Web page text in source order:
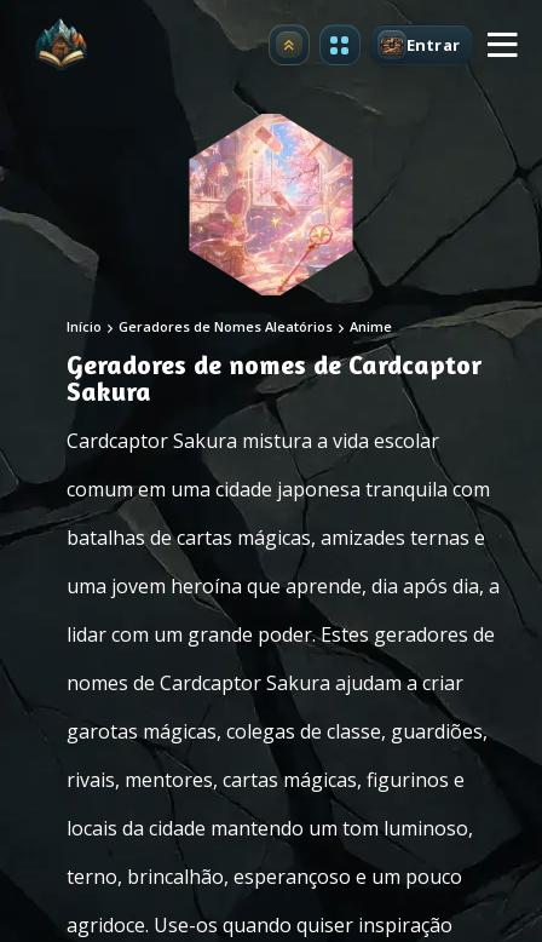
Atualizar Entrar
Início Geradores de Nomes Aleatórios Anime
Geradores de nomes de Cardcaptor
Sakura
Cardcaptor Sakura mistura a vida escolar
comum em uma cidade japonesa tranquila com
batalhas de cartas mágicas, amizades ternas e
uma jovem heroína que aprende, dia após dia, a
lidar com um grande poder. Estes geradores de
nomes de Cardcaptor Sakura ajudam a criar
garotas mágicas, colegas de classe, guardiões,
rivais, mentores, cartas mágicas, figurinos e
locais da cidade mantendo um tom luminoso,
terno, brincalhão, esperançoso e um pouco
agridoce. Use-os quando quiser inspiração